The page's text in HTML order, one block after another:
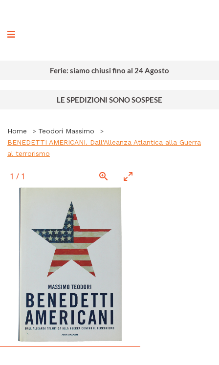
Ferie: siamo chiusi fino al 24 Agosto
LE SPEDIZIONI SONO SOSPESE
Home
Teodori Massimo
BENEDETTI AMERICANI. Dall'Alleanza Atlantica alla Guerra
al terrorismo
1 / 1